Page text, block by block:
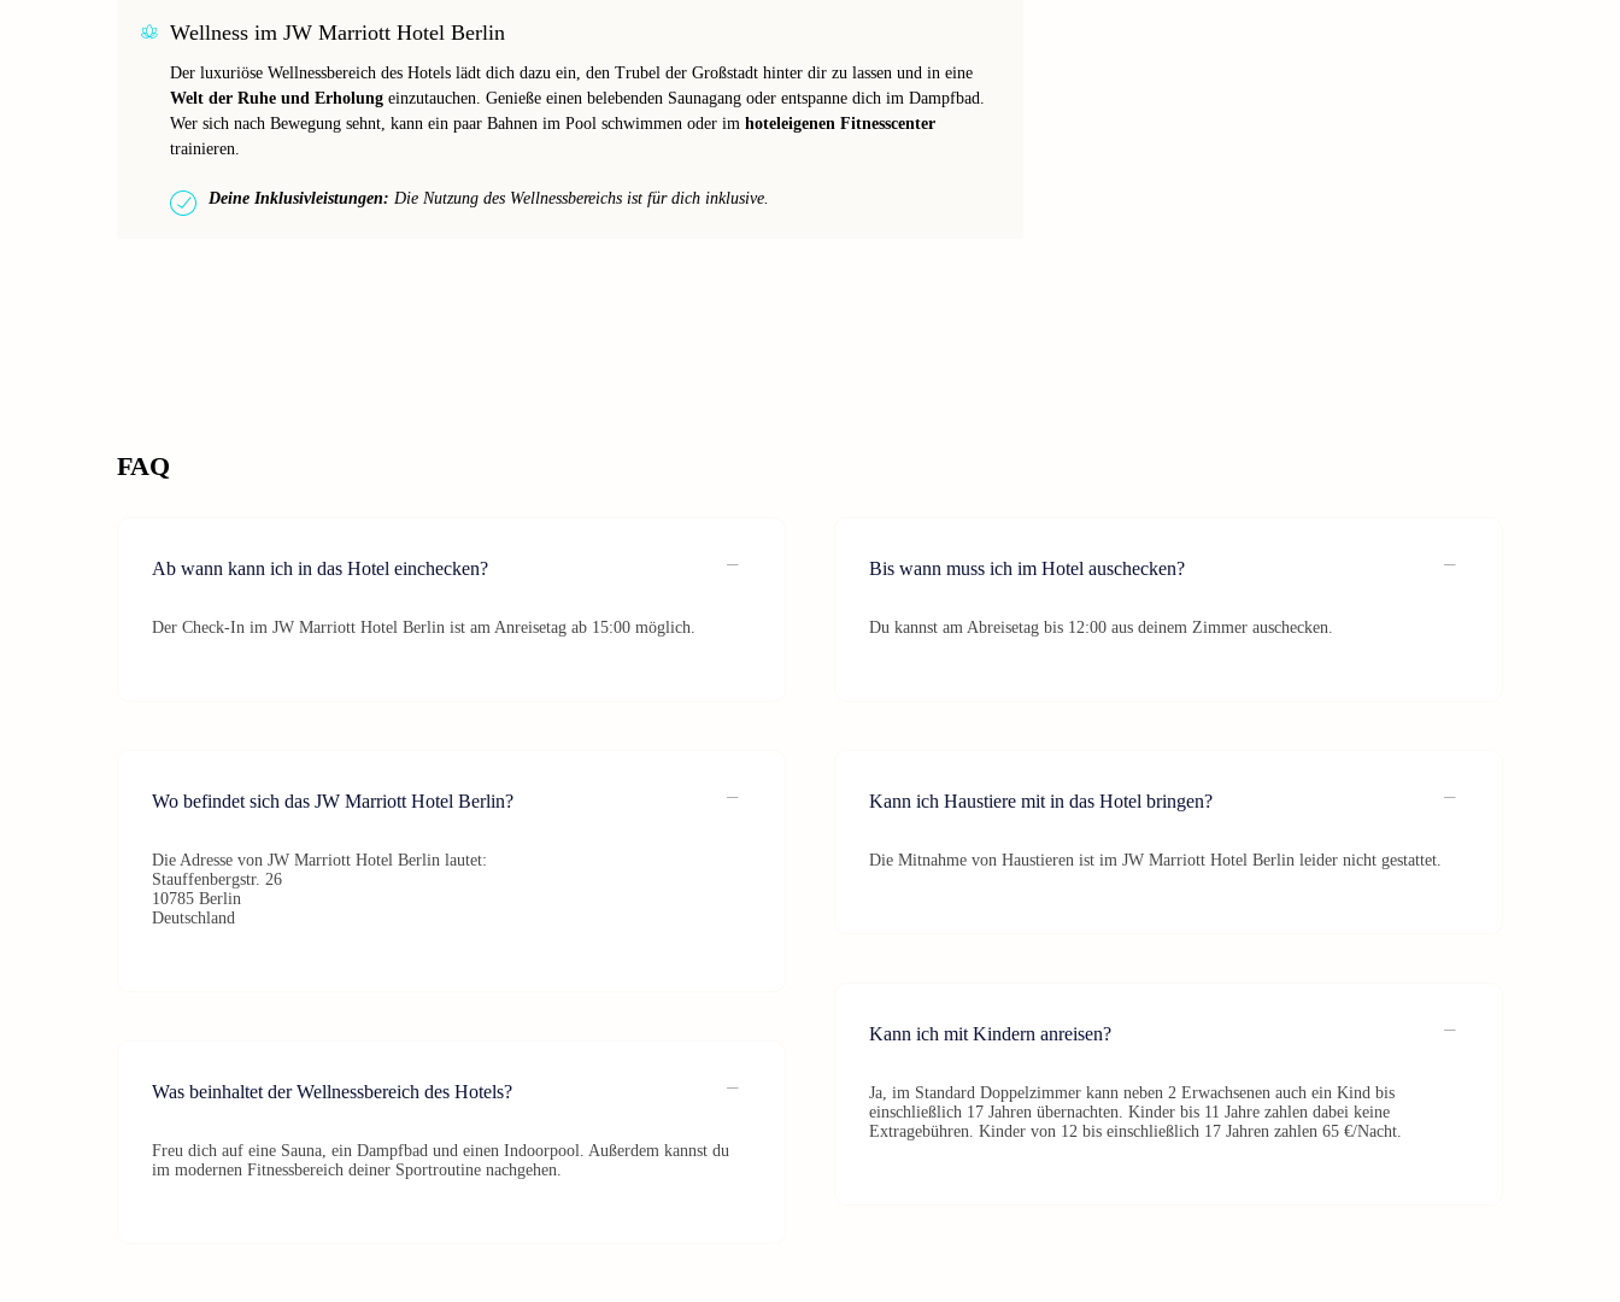
Wellness im JW Marriott Hotel Berlin
Der luxuriöse Wellnessbereich des Hotels lädt dich dazu ein, den Trubel der Großstadt hinter dir zu lassen und in eine
Welt der Ruhe und Erholung einzutauchen. Genieße einen belebenden Saunagang oder entspanne dich im Dampfbad.
Wer sich nach Bewegung sehnt, kann ein paar Bahnen im Pool schwimmen oder im hoteleigenen Fitnesscenter
trainieren.
Deine Inklusivleistungen: Die Nutzung des Wellnessbereichs ist für dich inklusive.
FAQ
Ab wann kann ich in das Hotel einchecken?
Der Check-In im JW Marriott Hotel Berlin ist am Anreisetag ab 15:00 möglich.
Wo befindet sich das JW Marriott Hotel Berlin?
Die Adresse von JW Marriott Hotel Berlin lautet:
Stauffenbergstr. 26
10785 Berlin
Deutschland
Was beinhaltet der Wellnessbereich des Hotels?
Freu dich auf eine Sauna, ein Dampfbad und einen Indoorpool. Außerdem kannst du
im modernen Fitnessbereich deiner Sportroutine nachgehen.
Bis wann muss ich im Hotel auschecken?
Du kannst am Abreisetag bis 12:00 aus deinem Zimmer auschecken.
Kann ich Haustiere mit in das Hotel bringen?
Die Mitnahme von Haustieren ist im JW Marriott Hotel Berlin leider nicht gestattet.
Kann ich mit Kindern anreisen?
Ja, im Standard Doppelzimmer kann neben 2 Erwachsenen auch ein Kind bis
einschließlich 17 Jahren übernachten. Kinder bis 11 Jahre zahlen dabei keine
Extragebühren. Kinder von 12 bis einschließlich 17 Jahren zahlen 65 €/Nacht.